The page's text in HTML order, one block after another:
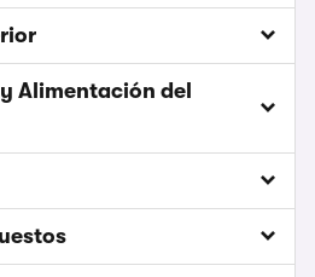
Alimentación del